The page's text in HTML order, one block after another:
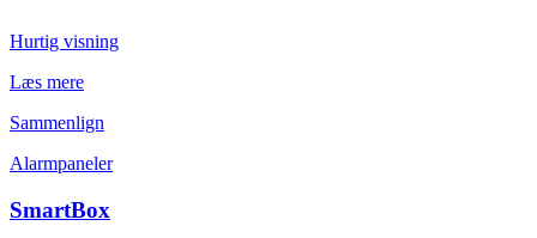
Hurtig visning
Læs mere
Sammenlign
Alarmpaneler
SmartBox